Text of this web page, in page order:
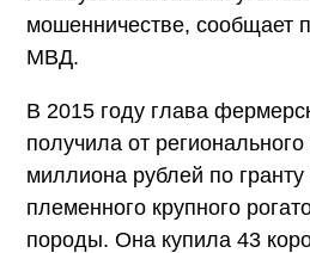
мошенничестве, сообщает
МВД.
В 2015 году глава
получила от
миллиона рублей по
племенного крупного
породы. Она купила 43